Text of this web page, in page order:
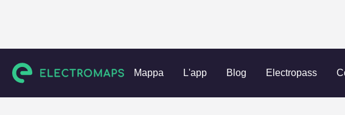
Mappa L'app Blog Electropass
Charging stations Francia Loire Andrézieux-Bouthéon site FERME